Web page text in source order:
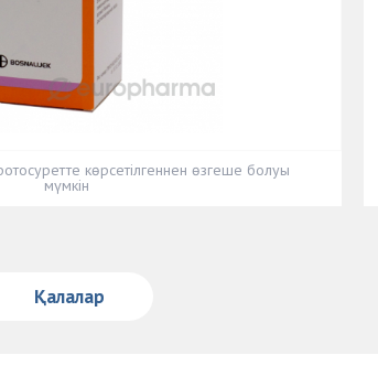
көрсетілгеннен өзгеше болуы
мүмкін
Қалалар